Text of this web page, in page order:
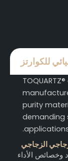
للكوارتز
purity
demanding
الزجاجي
وخصائص الأداء